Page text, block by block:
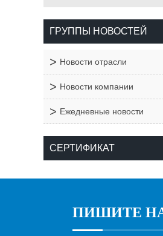
ГРУППЫ НОВОСТЕЙ
Новости отрасли
Новости компании
Ежедневные новости
СЕРТИФИКАТ
ПИШИТЕ